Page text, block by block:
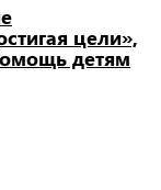
цели»,
детям